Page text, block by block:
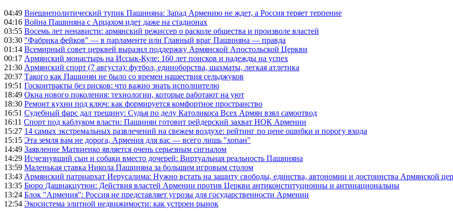
04:49 Внешнеполитический тупик Пашиняна: Запад Армению не ждет, а Россия теряет терпение
04:16 Война Пашиняна с Арцахом идет даже на стадионах
03:55 Восемь лет ненависти: армянский режиссер о расколе общества и произволе властей
03:30 "Фабрика фейков" — в парламенте или Главный враг Пашиняна — правда
01:14 Всемирный совет церквей выразил поддержку Армянской Апостольской Церкви
00:17 Армянский монастырь на Иссык-Куле: 160 лет поисков и надежды на успех
21:30 Армянский спорт (7 августа): футбол, единоборства, шахматы, легкая атлетика
20:37 Такого как Пашинян не было со времен нашествия сельджуков
19:51 Госконтракты без рисков: что важно знать исполнителю
18:49 Окна нового поколения: технологии, которые работают на уют
18:30 Ремонт кухни под ключ: как формируется комфортное пространство
16:51 Судебный фарс дал трещину: Судья по делу Католикоса Всех Армян взял самоотвод
16:11 Спорт под каблуком власти: Пашинян готовит рейдерский захват НОК Армении
15:27 14 самых экстремальных развлечений на свежем воздухе: рейтинг по цене ошибки и порогу входа
15:15 Эта земля вам не дорога, Армения для вас — всего лишь "хопан"
14:49 Заявление Матвиенко является очень серьезным сигналом
14:29 Исчезнувший сын и собаки вместо дочерей: Виртуальная реальность Пашиняна
13:59 Маленькая ставка Никола Пашиняна за большим игровым столом
13:43 Армянский патриархат Иерусалима: Нужно встать на защиту свободы, единства, автономии и достоинства Армянской
13:35 Бюро Дашнакцутюн: Действия властей Армении против Церкви антиконституционны и антинациональны
13:24 Блок "Армения": Россия не представляет угрозы для государственности Армении
12:54 Экосистема элитной недвижимости: как устроен рынок